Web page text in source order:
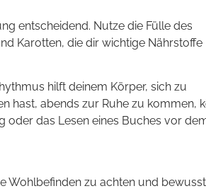
entscheidend. Nutze die Fülle des
Karotten, die dir wichtige Nährstoffe
hilft deinem Körper, sich zu
hast, abends zur Ruhe zu kommen,
oder das Lesen eines Buches vor
Wohlbefinden zu achten und bewusst